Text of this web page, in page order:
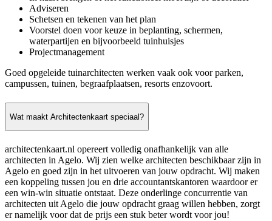
Adviseren
Schetsen en tekenen van het plan
Voorstel doen voor keuze in beplanting, schermen,
waterpartijen en bijvoorbeeld tuinhuisjes
Projectmanagement
Goed opgeleide tuinarchitecten werken vaak ook voor parken,
campussen, tuinen, begraafplaatsen, resorts enzovoort.
Wat maakt Architectenkaart speciaal?
architectenkaart.nl opereert volledig onafhankelijk van alle
architecten in Agelo. Wij zien welke architecten beschikbaar zijn in
Agelo en goed zijn in het uitvoeren van jouw opdracht. Wij maken
een koppeling tussen jou en drie accountantskantoren waardoor er
een win-win situatie ontstaat. Deze onderlinge concurrentie van
architecten uit Agelo die jouw opdracht graag willen hebben, zorgt
er namelijk voor dat de prijs een stuk beter wordt voor jou!